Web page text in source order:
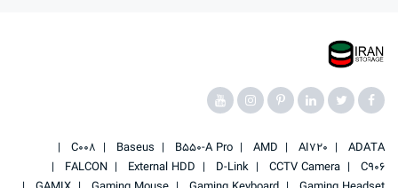
ADATA
AI720
AMD
B550-A Pro
Baseus
C008
C906
CCTV Camera
D-Link
External HDD
FALCON